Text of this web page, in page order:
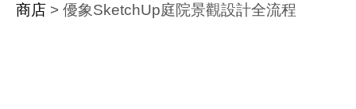
商店 > 優象SketchUp庭院景觀設計全流程